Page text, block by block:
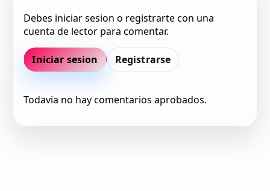
Debes iniciar sesion o registrarte con una
cuenta de lector para comentar.
Iniciar sesion Registrarse
Todavia no hay comentarios aprobados.